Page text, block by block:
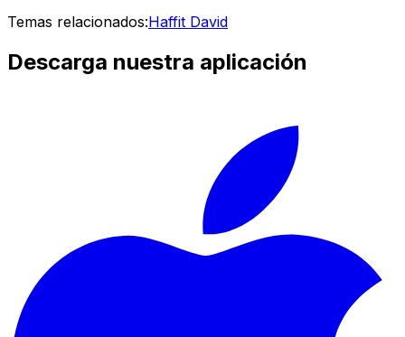
Temas relacionados:Haffit David
Descarga nuestra aplicación